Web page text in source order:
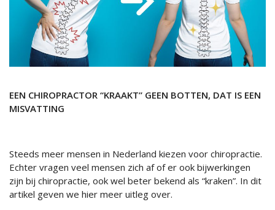
EEN CHIROPRACTOR “KRAAKT” GEEN BOTTEN, DAT IS EEN
MISVATTING
Steeds meer mensen in Nederland kiezen voor chiropractie.
Echter vragen veel mensen zich af of er ook bijwerkingen
zijn bij chiropractie, ook wel beter bekend als “kraken”. In dit
artikel geven we hier meer uitleg over.